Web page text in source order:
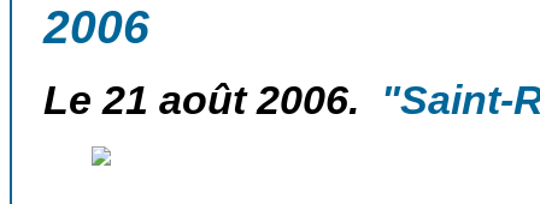
2006
Le 21 août 2006. "Saint-